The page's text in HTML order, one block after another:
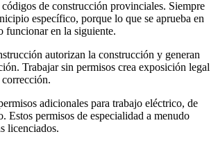
de construcción provinciales. Siempre
específico, porque lo que se aprueba en
funcionar en la siguiente.
autorizan la construcción y generan
Trabajar sin permisos crea exposición legal
adicionales para trabajo eléctrico, de
Estos permisos de especialidad a menudo
licenciados.